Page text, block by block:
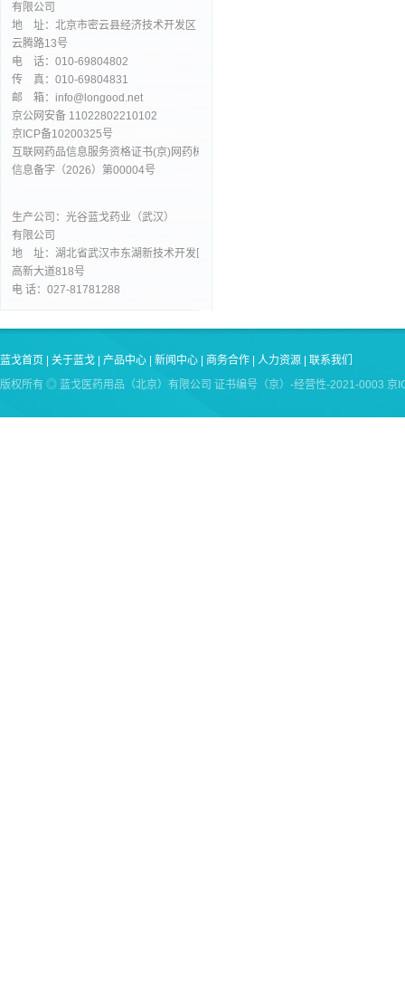
有限公司
地 址：北京市密云县经济技术开发区
云腾路13号
电 话：010-69804802
传 真：010-69804831
邮 箱：info@longood.net
京公网安备 11022802210102
京ICP备10200325号
互联网药品信息服务资格证书(京)网药械
信息备字（2026）第00004号
生产公司：光谷蓝戈药业（武汉）
有限公司
地 址：湖北省武汉市东湖新技术开发区
高新大道818号
电 话：027-81781288
蓝戈首页 关于蓝戈 产品中心 新闻中心 商务合作 人力资源
联系我们
版权所有 ◎ 蓝戈医药用品（北京）有限公司 证书编号（京）-经营性-2021-0003 京